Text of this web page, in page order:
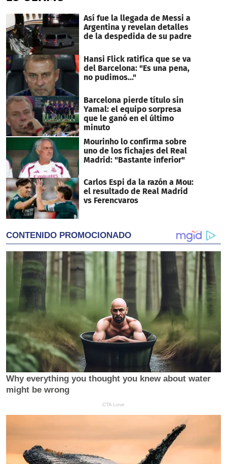
Así fue la llegada de Messi a
Argentina y revelan detalles
de la despedida de su padre
Hansi Flick ratifica que se va
del Barcelona: "Es una pena,
no pudimos..."
Barcelona pierde título sin
Yamal: el equipo sorpresa
que le ganó en el último
minuto
Mourinho lo confirma sobre
uno de los fichajes del Real
Madrid: "Bastante inferior"
Carlos Espi da la razón a Mou:
el resultado de Real Madrid
vs Ferencvaros